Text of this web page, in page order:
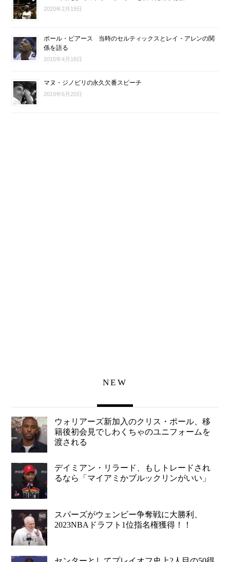
2020年2月19日
ポール・ピアース 当時のセルティックスとレイ・アレンの関
係を語る
2015年4月18日
マヌ・ジノビリの永久欠番スピーチ
2019年6月20日
NEW
ウォリアーズ新加入のクリス・ポール、移
籍後初会見でしわくちゃのユニフォームを
渡される
デイミアン・リラード、もしトレードされ
るなら「マイアミかブルックリンがいい」
スパーズがウェンビー争奪戦に大勝利、
2023NBAドラフト1位指名権獲得！！